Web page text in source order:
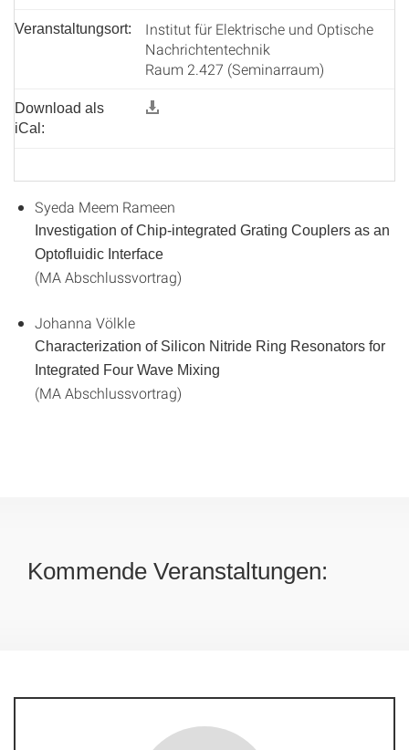
Veranstaltungsort:
Institut für Elektrische und Optische
Nachrichtentechnik
Raum 2.427 (Seminarraum)
Download als
iCal:
Syeda Meem Rameen
Investigation of Chip-integrated Grating Couplers as an
Optofluidic Interface
(MA Abschlussvortrag)
Johanna Völkle
Characterization of Silicon Nitride Ring Resonators for
Integrated Four Wave Mixing
(MA Abschlussvortrag)
Kommende Veranstaltungen: